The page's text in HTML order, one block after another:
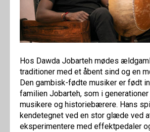
Hos Dawda Jobarteh mødes
traditioner med et åbent sind og en
Den gambisk-fødte musiker er født
familien Jobarteh, som i
musikere og historiebærere. Hans
kendetegnet ved en stor glæde ved
eksperimentere med effektpedaler